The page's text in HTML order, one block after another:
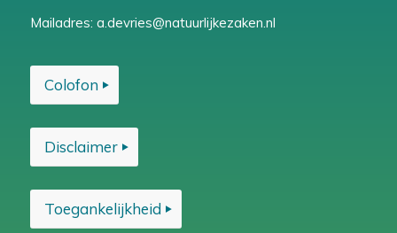
Mailadres: a.devries@natuurlijkezaken.nl
Colofon
Disclaimer
Toegankelijkheid